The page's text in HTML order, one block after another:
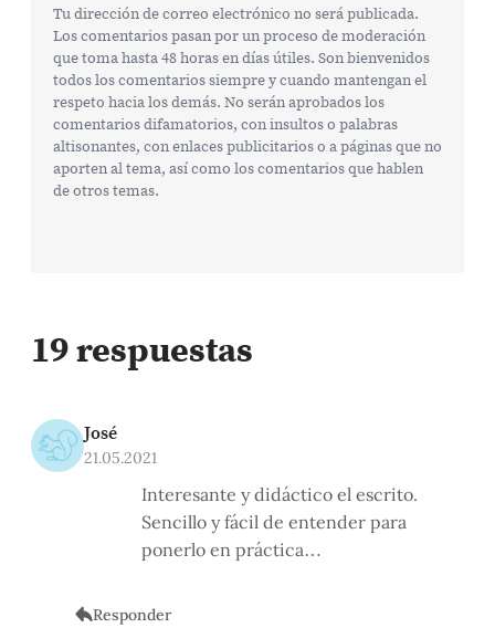
Tu dirección de correo electrónico no será publicada.
Los comentarios pasan por un proceso de moderación
que toma hasta 48 horas en días útiles. Son bienvenidos
todos los comentarios siempre y cuando mantengan el
respeto hacia los demás. No serán aprobados los
comentarios difamatorios, con insultos o palabras
altisonantes, con enlaces publicitarios o a páginas que no
aporten al tema, así como los comentarios que hablen
de otros temas.
19 respuestas
José
21.05.2021
Interesante y didáctico el escrito.
Sencillo y fácil de entender para
ponerlo en práctica…
Responder